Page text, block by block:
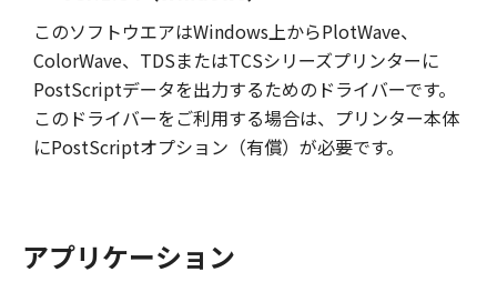
このソフトウエアはWindows上からPlotWave、
ColorWave、TDSまたはTCSシリーズプリンターに
PostScriptデータを出力するためのドライバーです。
このドライバーをご利用する場合は、プリンター本体
にPostScriptオプション（有償）が必要です。
アプリケーション